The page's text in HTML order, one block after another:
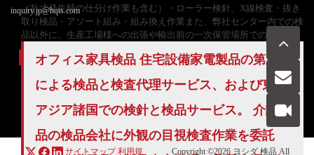
（乱寸発生時の仕分け作業も含む）・ローラー検針、X線検査・抜き
取り検品・アソート組み・組み換え作業また、弊社センター内での検
品以外に、生産工場様への出張や輸出前の一次保管場所での出荷
オフィス家具検品 住宅設備家電製品の第三者
による検品と検査代理サービス、および東南
アジア諸国での検針と検品サービス。 介護用
品の検品会社に外観の目視検査作業を委託
inquiry.jp@hqts.com
050-5840-2657
お問い合わせ
サイトマップ 利用規 Copyright ©2026 ヨシダ 検品 All